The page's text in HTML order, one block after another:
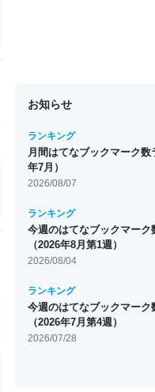
お知らせ
ランキング
月間はてなブックマーク数
年7月）
2026/08/07
ランキング
今週のはてなブックマーク
（2026年8月第1週）
2026/08/04
ランキング
今週のはてなブックマーク
（2026年7月第4週）
2026/07/28